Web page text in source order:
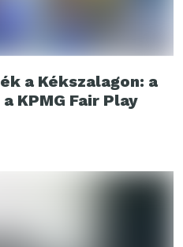
a Kékszalagon: a
KPMG Fair Play